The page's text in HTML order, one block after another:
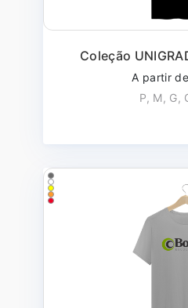
Coleção
A partir
P, M, G,